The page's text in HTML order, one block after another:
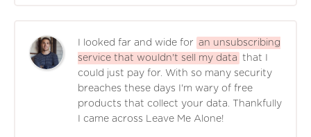
I looked far and wide for an unsubscribing
service that wouldn't sell my data that I
could just pay for. With so many security
breaches these days I'm wary of free
products that collect your data. Thankfully
I came across Leave Me Alone!